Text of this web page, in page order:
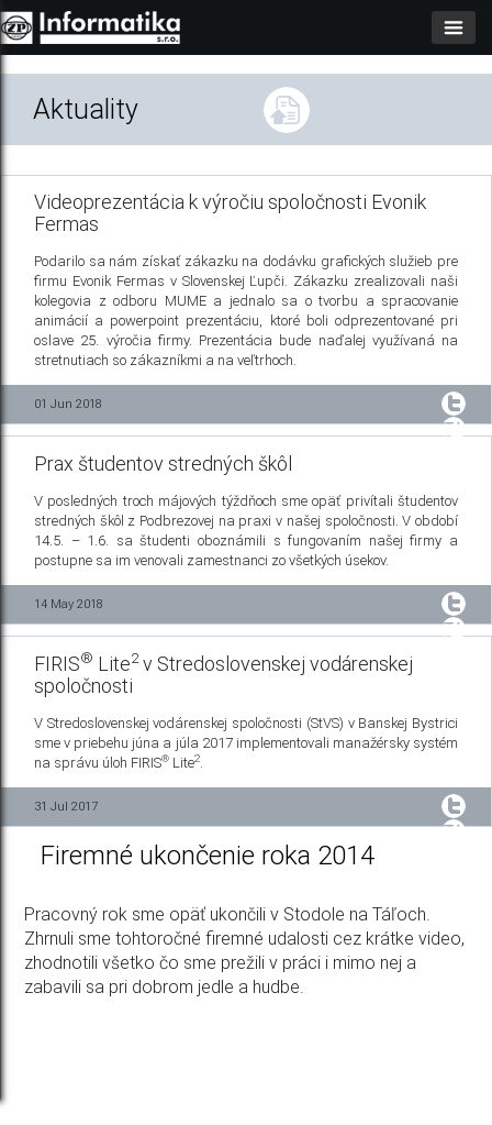
Aktuality
Videoprezentácia k výročiu spoločnosti Evonik
Fermas
Podarilo sa nám získať zákazku na dodávku grafických služieb pre
firmu Evonik Fermas v Slovenskej Ľupči. Zákazku zrealizovali naši
kolegovia z odboru MUME a jednalo sa o tvorbu a spracovanie
animácií a powerpoint prezentáciu, ktoré boli odprezentované pri
oslave 25. výročia firmy. Prezentácia bude naďalej využívaná na
stretnutiach so zákazníkmi a na veľtrhoch.
01 Jun 2018
Prax študentov stredných škôl
V posledných troch májových týždňoch sme opäť privítali študentov
stredných škôl z Podbrezovej na praxi v našej spoločnosti. V období
14.5. – 1.6. sa študenti oboznámili s fungovaním našej firmy a
postupne sa im venovali zamestnanci zo všetkých úsekov.
14 May 2018
FIRIS® Lite2v Stredoslovenskej vodárenskej
spoločnosti
V Stredoslovenskej vodárenskej spoločnosti (StVS) v Banskej Bystrici
sme v priebehu júna a júla 2017 implementovali manažérsky systém
na správu úloh FIRIS® Lite2.
31 Jul 2017
Firemné ukončenie roka 2014
Pracovný rok sme opäť ukončili v Stodole na Táľoch.
Zhrnuli sme tohtoročné firemné udalosti cez krátke video,
zhodnotili všetko čo sme prežili v práci i mimo nej a
zabavili sa pri dobrom jedle a hudbe.